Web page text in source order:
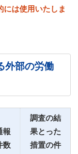
には使用いたしま
外部の労働
報
数
調査の結
果とった
措置の件